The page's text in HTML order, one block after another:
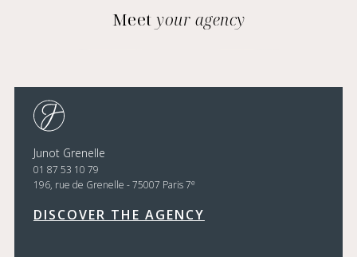
Meet your agency
Junot Grenelle
01 87 53 10 79
196, rue de Grenelle - 75007 Paris 7e
DISCOVER THE AGENCY